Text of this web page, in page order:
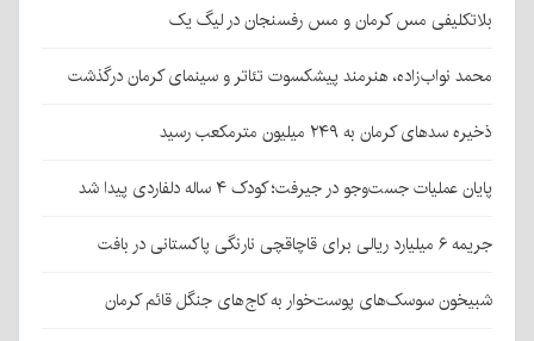
بلاتکلیفی مس کرمان و مس رفسنجان در لیگ یک
محمد نواب‌زاده، هنرمند پیشکسوت تئاتر و سینمای کرمان درگذشت
ذخیره سدهای کرمان به ۲۴۹ میلیون مترمکعب رسید
پایان عملیات جست‌وجو در جیرفت؛ کودک ۴ ساله دلفاردی پیدا شد
جریمه ۶ میلیارد ریالی برای قاچاقچی نارنگی پاکستانی در بافت
شبیخون سوسک‌های پوست‌خوار به کاج‌های جنگل قائم کرمان